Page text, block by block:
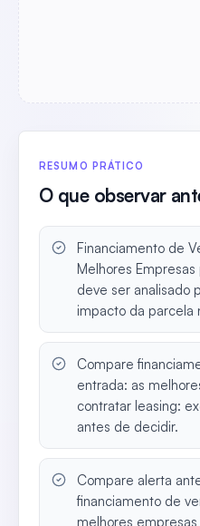
RESUMO PRÁTICO
O que observar
Financiamento de
Melhores
deve ser analisado
impacto da parcela
Compare
entrada: as
contratar leasing:
antes de decidir.
Compare alerta
financiamento de
melhores